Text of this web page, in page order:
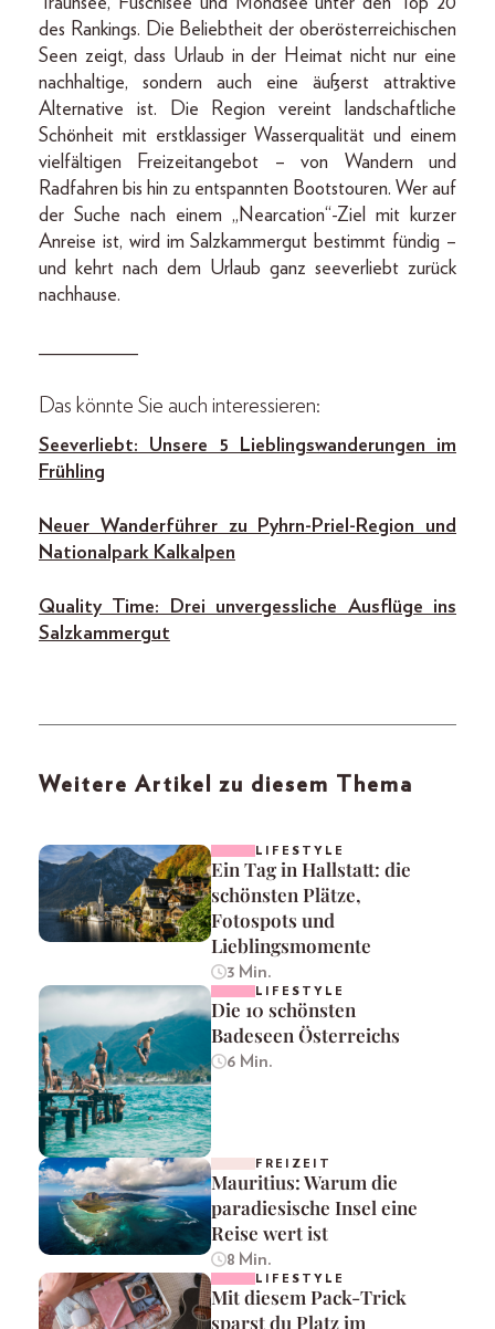
des Rankings. Die Beliebtheit der oberösterreichischen
Seen zeigt, dass Urlaub in der Heimat nicht nur eine
nachhaltige, sondern auch eine äußerst attraktive
Alternative ist. Die Region vereint landschaftliche
Schönheit mit erstklassiger Wasserqualität und einem
vielfältigen Freizeitangebot – von Wandern und
Radfahren bis hin zu entspannten Bootstouren. Wer auf
der Suche nach einem „Nearcation“-Ziel mit kurzer
Anreise ist, wird im Salzkammergut bestimmt fündig –
und kehrt nach dem Urlaub ganz seeverliebt zurück
nachhause.
__________
Das könnte Sie auch interessieren:
Seeverliebt: Unsere 5 Lieblingswanderungen im
Frühling
Neuer Wanderführer zu Pyhrn-Priel-Region und
Nationalpark Kalkalpen
Quality Time: Drei unvergessliche Ausflüge ins
Salzkammergut
Weitere Artikel zu diesem Thema
LIFESTYLE
Ein Tag in Hallstatt: die
schönsten Plätze,
Fotospots und
Lieblingsmomente
3 Min.
LIFESTYLE
Die 10 schönsten
Badeseen Österreichs
6 Min.
FREIZEIT
Mauritius: Warum die
paradiesische Insel eine
Reise wert ist
8 Min.
LIFESTYLE
Mit diesem Pack-Trick
sparst du Platz im